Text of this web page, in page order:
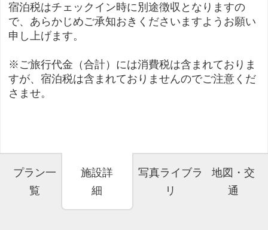
宿泊税はチェックイン時に別途徴収となりますの
で、あらかじめご承知おきくださいますようお願い
申し上げます。
※ご旅行代金（合計）には消費税は含まれておりま
すが、宿泊税は含まれておりませんのでご注意くだ
さませ。
プラン一
覧
施設詳
細
写真ライブラ
リ
地図・交
通